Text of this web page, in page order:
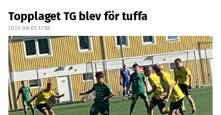
DOKUMENT
KONTAKT
SKYTTELIGOR
MATCHFAKTA
Topplaget TG blev för tuffa
2023-08-05 17:58